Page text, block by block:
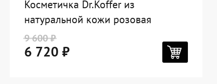
Косметичка Dr.Koffer из
натуральной кожи розовая
9 600 ₽
6 720 ₽